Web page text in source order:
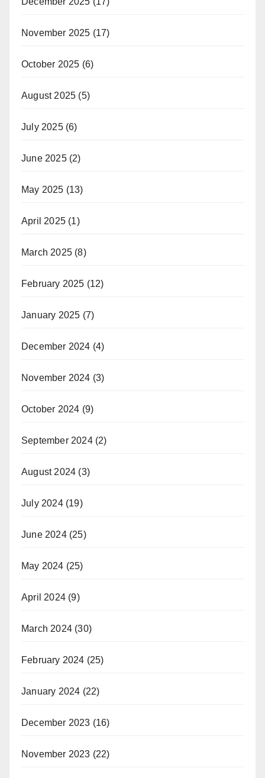
November 2025 (17)
October 2025 (6)
August 2025 (5)
July 2025(6)
June 2025(2)
May 2025 (13)
April 2025 (1)
March 2025 (8)
February 2025 (12)
January 2025 (7)
December 2024 (4)
November 2024 (3)
October 2024 (9)
September 2024(2)
August 2024 (3)
July 2024(19)
June 2024(25)
May 2024 (25)
April 2024 (9)
March 2024 (30)
February 2024 (25)
January 2024 (22)
December 2023 (16)
November 2023 (22)